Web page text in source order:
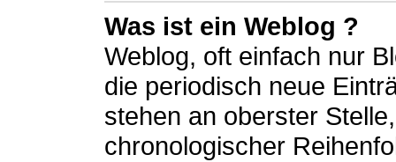
Was ist ein Weblog ?
Weblog, oft einfach nur
die periodisch neue
stehen an oberster
chronologischer